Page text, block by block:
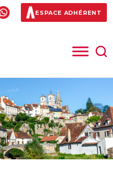
ESPACE ADHÉRENT